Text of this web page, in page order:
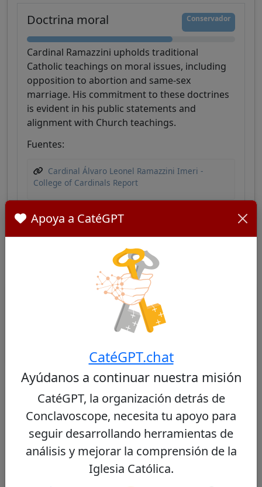
Doctrina moral Conservador
Cardinal Ramazzini upholds traditional
Catholic teachings on moral issues, including
opposition to abortion and same-sex
marriage. His commitment to these doctrines
is evident in his public statements and
alignment with Church teachings.
Fuentes:
Cardinal Álvaro Leonel Ramazzini Imeri -
College of Cardinals Report
Cardenales Similares
Otros cardenales de Guatemala
No se encontraron cardenales similares
Otros cardenales del mismo consistorio
44/100
Fridolin Ambongo Besungu
Apoya a CatéGPT
CatéGPT.chat
Ayúdanos a continuar nuestra misión
CatéGPT, la organización detrás de
Conclavoscope, necesita tu apoyo para
seguir desarrollando herramientas de
análisis y mejorar la comprensión de la
Iglesia Católica.